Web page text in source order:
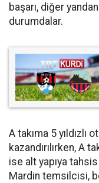
başarı, diğer
durumdalar.
A takıma 5
kazandırılırken, A
ise alt yapıya
Mardin temsilcisi,